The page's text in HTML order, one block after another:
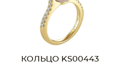
КОЛЬЦО KS00443